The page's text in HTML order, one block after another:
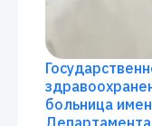
больница